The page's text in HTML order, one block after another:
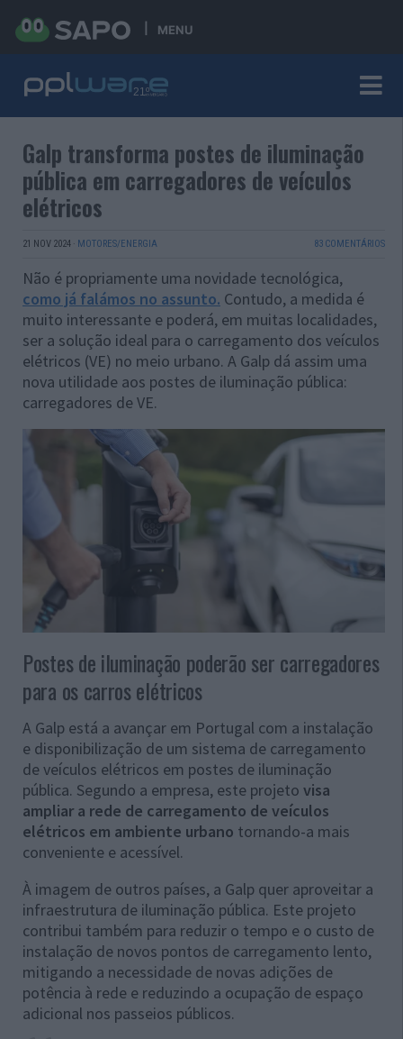
MENU
Galp transforma postes de iluminação
pública em carregadores de veículos
elétricos
21 NOV 2024 · MOTORES/ENERGIA 83 COMENTÁRIOS
Não é propriamente uma novidade tecnológica,
como já falámos no assunto. Contudo, a medida é
muito interessante e poderá, em muitas localidades,
ser a solução ideal para o carregamento dos veículos
elétricos (VE) no meio urbano. A Galp dá assim uma
nova utilidade aos postes de iluminação pública:
carregadores de VE.
Postes de iluminação poderão ser carregadores
para os carros elétricos
A Galp está a avançar em Portugal com a instalação
e disponibilização de um sistema de carregamento
de veículos elétricos em postes de iluminação
pública. Segundo a empresa, este projeto visa
ampliar a rede de carregamento de veículos
elétricos em ambiente urbano tornando-a mais
conveniente e acessível.
À imagem de outros países, a Galp quer aproveitar a
infraestrutura de iluminação pública. Este projeto
contribui também para reduzir o tempo e o custo de
instalação de novos pontos de carregamento lento,
mitigando a necessidade de novas adições de
potência à rede e reduzindo a ocupação de espaço
adicional nos passeios públicos.